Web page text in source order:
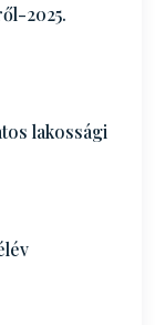
2025.
lakossági